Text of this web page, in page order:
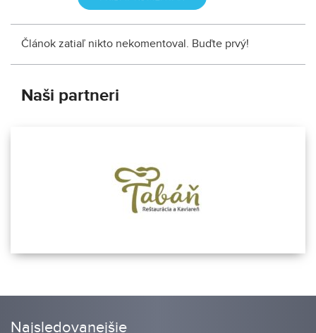
Článok zatiaľ nikto nekomentoval. Buďte prvý!
Naši partneri
Najsledovanejšie